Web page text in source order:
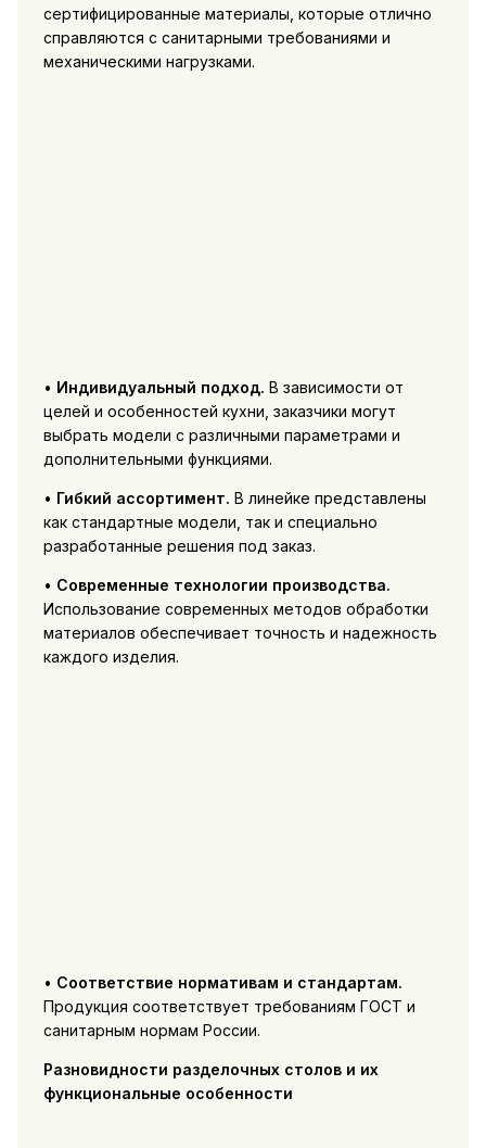
сертифицированные материалы, которые отлично
справляются с санитарными требованиями и
механическими нагрузками.
• Индивидуальный подход. В зависимости от
целей и особенностей кухни, заказчики могут
выбрать модели с различными параметрами и
дополнительными функциями.
• Гибкий ассортимент. В линейке представлены
как стандартные модели, так и специально
разработанные решения под заказ.
• Современные технологии производства.
Использование современных методов обработки
материалов обеспечивает точность и надежность
каждого изделия.
• Соответствие нормативам и стандартам.
Продукция соответствует требованиям ГОСТ и
санитарным нормам России.
Разновидности разделочных столов и их
функциональные особенности